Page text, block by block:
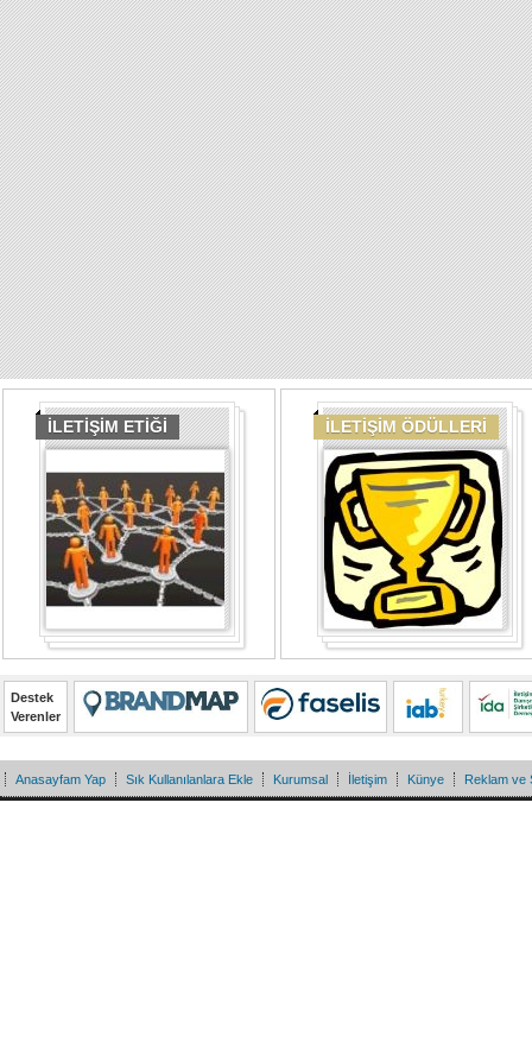
İLETİŞİM ETİĞİ İLETİŞİM ÖDÜLLERİ
Destek
Verenler
Anasayfam Yap Sık Kullanılanlara Ekle Kurumsal İletişim Künye Reklam ve